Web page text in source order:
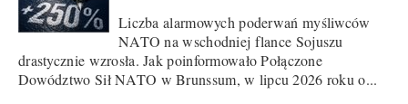
Liczba alarmowych poderwań myśliwców
NATO na wschodniej flance Sojuszu
drastycznie wzrosła. Jak poinformowało Połączone
Dowództwo Sił NATO w Brunssum, w lipcu 2026 roku o...